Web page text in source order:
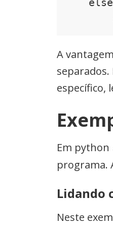
A
específico,
Em python
programa.
Lidando
Neste